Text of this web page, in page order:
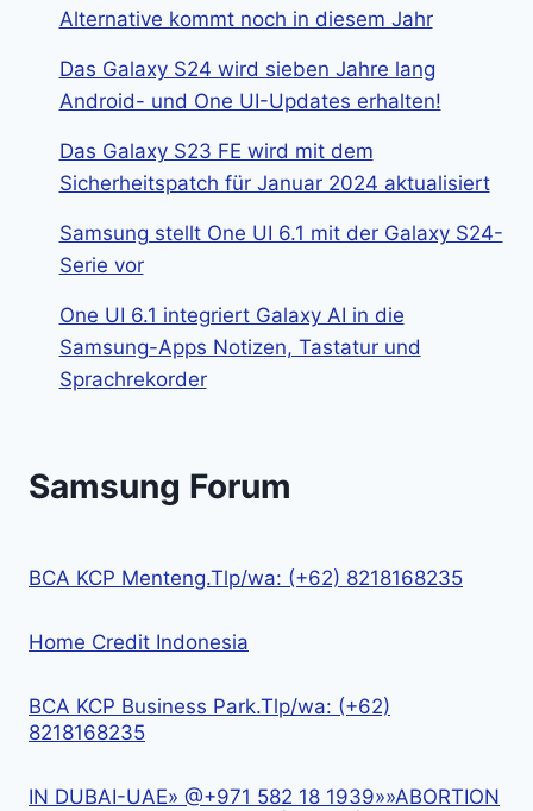
Alternative kommt noch in diesem Jahr
Das Galaxy S24 wird sieben Jahre lang
Android- und One UI-Updates erhalten!
Das Galaxy S23 FE wird mit dem
Sicherheitspatch für Januar 2024 aktualisiert
Samsung stellt One UI 6.1 mit der Galaxy S24-
Serie vor
One UI 6.1 integriert Galaxy AI in die
Samsung-Apps Notizen, Tastatur und
Sprachrekorder
Samsung Forum
BCA KCP Menteng.Tlp/wa: (+62) 8218168235
Home Credit Indonesia
BCA KCP Business Park.Tlp/wa: (+62)
8218168235
IN DUBAI-UAE» @+971 582 18 1939»»ABORTION